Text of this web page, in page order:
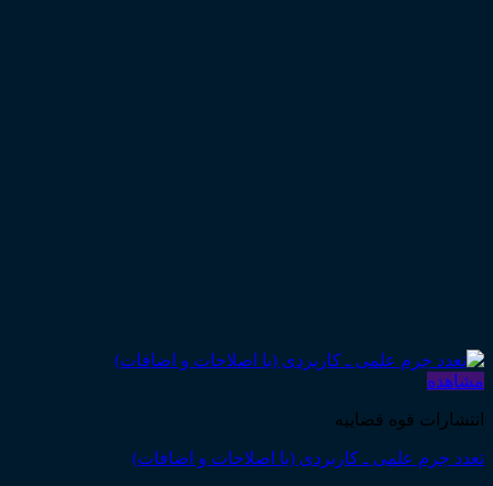
مشاهده
انتشارات قوه قضاییه
تعدد جرم علمی ـ کاربردی (با اصلاحات و اضافات)